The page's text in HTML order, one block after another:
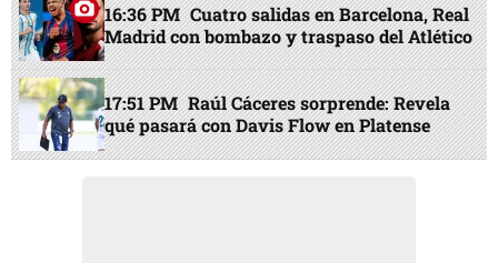
16:36 PM Cuatro salidas en Barcelona, Real
Madrid con bombazo y traspaso del Atlético
17:51 PM Raúl Cáceres sorprende: Revela
qué pasará con Davis Flow en Platense